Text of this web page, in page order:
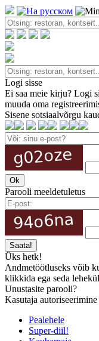
Logi sisse
Ei saa meie kirju? Logi
muuda oma
Sisene sotsiaalvõrgu
Parooli meeldetuletus
Üks hetk!
Andmetöötluseks võib
klikkida ega seda
Unustasite parooli?
Kasutaja autoriseerimine
Pealehele
Super-diil!